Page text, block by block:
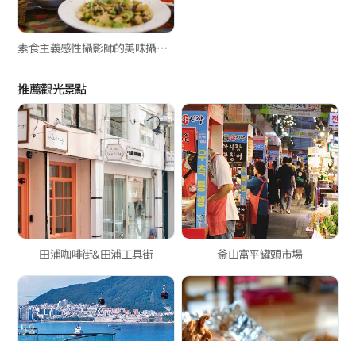
素食主義感性攝影師的美味攝影之旅
推薦觀光景點
田浦咖啡街&田浦工具街 釜山富平罐頭市場